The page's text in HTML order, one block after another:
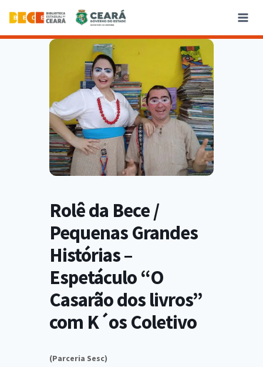
Rolê da Bece /
Pequenas Grandes
Histórias –
Espetáculo “O
Casarão dos livros”
com K´os Coletivo
(Parceria Sesc)